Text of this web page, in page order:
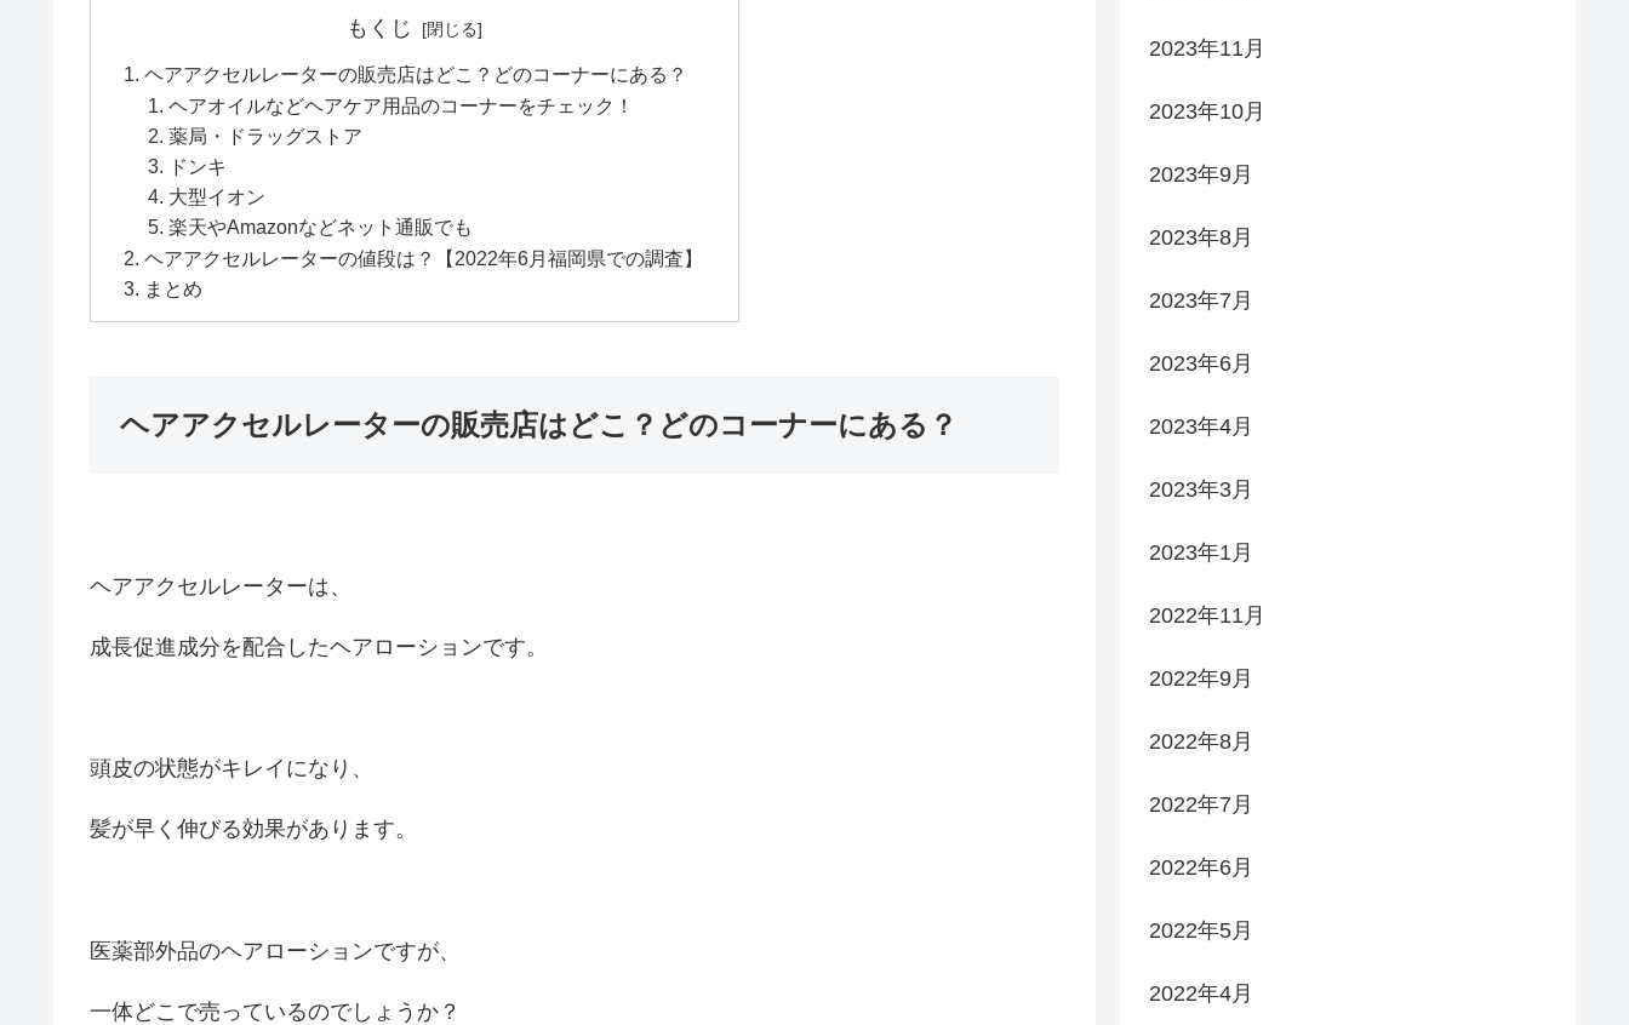
もくじ
ヘアアクセルレーターの販売店はどこ？どのコーナーにある？
ヘアオイルなどヘアケア用品のコーナーをチェック！
薬局・ドラッグストア
ドンキ
大型イオン
楽天やAmazonなどネット通販でも
ヘアアクセルレーターの値段は？【2022年6月福岡県での調査】
まとめ
ヘアアクセルレーターの販売店はどこ？どのコーナーにある？
ヘアアクセルレーターは、
成長促進成分を配合したヘアローションです。
頭皮の状態がキレイになり、
髪が早く伸びる効果があります。
医薬部外品のヘアローションですが、
一体どこで売っているのでしょうか？
2023年11月
2023年10月
2023年9月
2023年8月
2023年7月
2023年6月
2023年4月
2023年3月
2023年1月
2022年11月
2022年9月
2022年8月
2022年7月
2022年6月
2022年5月
2022年4月